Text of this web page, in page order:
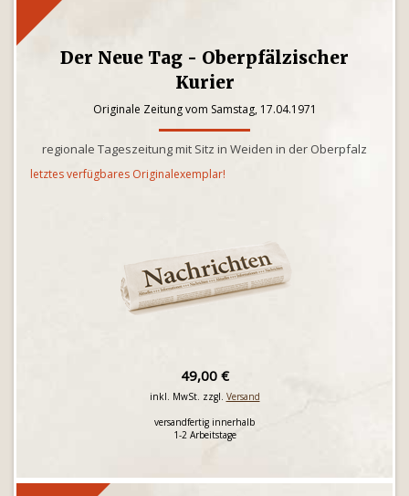
Der Neue Tag - Oberpfälzischer
Kurier
Originale Zeitung vom Samstag, 17.04.1971
regionale Tageszeitung mit Sitz in Weiden in der Oberpfalz
letztes verfügbares Originalexemplar!
49,00 €
inkl. MwSt. zzgl. Versand
versandfertig innerhalb
1-2 Arbeitstage